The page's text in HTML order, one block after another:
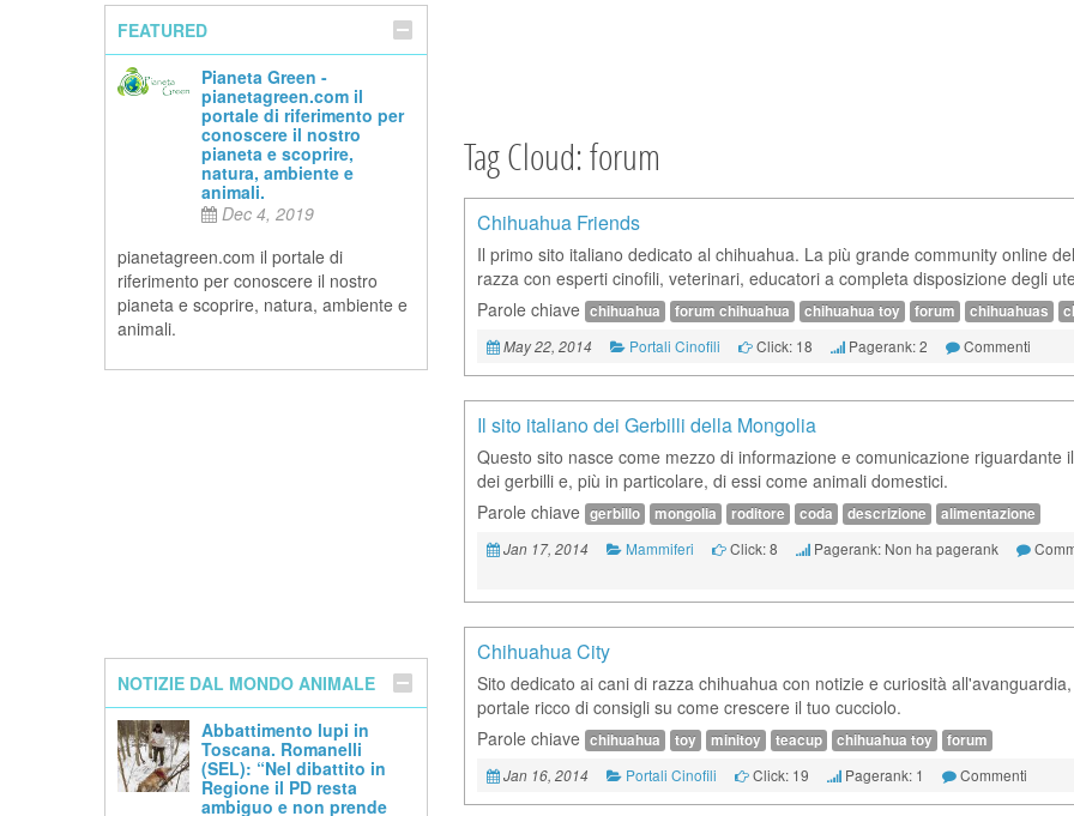
FEATURED
Pianeta Green -
pianetagreen.com il
portale di riferimento per
conoscere il nostro
pianeta e scoprire,
natura, ambiente e
animali.
Dec 4, 2019
pianetagreen.com il portale di
riferimento per conoscere il nostro
pianeta e scoprire, natura, ambiente e
animali.
NOTIZIE DAL MONDO ANIMALE
Abbattimento lupi in
Toscana. Romanelli
(SEL): “Nel dibattito in
Regione il PD resta
ambiguo e non prende
Tag Cloud: forum
Chihuahua Friends
Il primo sito italiano dedicato al chihuahua. La più grande community online
razza con esperti cinofili, veterinari, educatori a completa disposizione degli
Parole chiave chihuahua forum chihuahua chihuahua toy forum chihuahuas
May 22, 2014 Portali Cinofili Click: 18 Pagerank: 2 Commenti
Il sito italiano dei Gerbilli della Mongolia
Questo sito nasce come mezzo di informazione e comunicazione riguardante
dei gerbilli e, più in particolare, di essi come animali domestici.
Parole chiave gerbillo mongolia roditore coda descrizione alimentazione
Jan 17, 2014 Mammiferi Click: 8 Pagerank: Non ha pagerank
Chihuahua City
Sito dedicato ai cani di razza chihuahua con notizie e curiosità
portale ricco di consigli su come crescere il tuo cucciolo.
Parole chiave chihuahua toy minitoy teacup chihuahua toy forum
Jan 16, 2014 Portali Cinofili Click: 19 Pagerank: 1 Commenti